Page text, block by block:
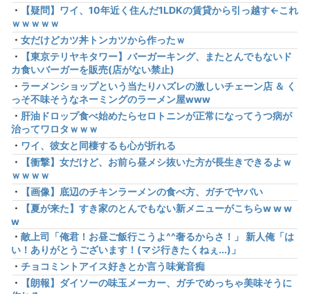
・
【疑問】ワイ、10年近く住んだ1LDKの賃貸から引っ越す←これ
ｗｗｗｗｗ
・ 女だけどカツ丼トンカツから作ったｗ
・
【東京テリヤキタワー】バーガーキング、またとんでもないド
カ食いバーガーを販売(店がない禁止)
・ ラーメンショップという当たりハズレの激しいチェーン店 ＆ く
っそ不味そうなネーミングのラーメン屋www
・ 肝油ドロップ食べ始めたらセロトニンが正常になってうつ病が
治ってワロタｗｗｗ
・ ワイ、彼女と同棲するも心が折れる
・
【衝撃】女だけど、お前ら昼メシ抜いた方が長生きできるよｗ
ｗｗｗｗ
・
【画像】底辺のチキンラーメンの食べ方、ガチでヤバい
・
【夏が来た】すき家のとんでもない新メニューがこちらw w w
w
・ 敵上司「俺君！お昼ご飯行こうよ^^奢るからさ！」 新人俺「は
い！ありがとうございます！(マジ行きたくねぇ...)」
・ チョコミントアイス好きとか言う味覚音痴
・
【朗報】ダイソーの味玉メーカー、ガチでめっちゃ美味そうに